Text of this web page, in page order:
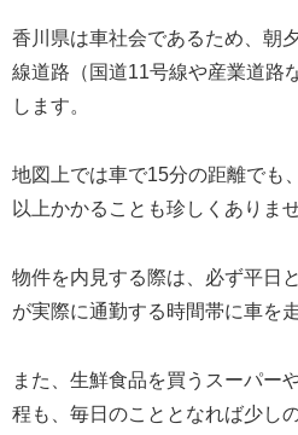
香川県は車社会であるため、朝
線道路（国道11号線や産業道路
します。
地図上では車で15分の距離でも
以上かかることも珍しくありませ
物件を内見する際は、必ず平日
が実際に通勤する時間帯に車を
また、生鮮食品を買うスーパー
程も、毎日のこととなれば少し